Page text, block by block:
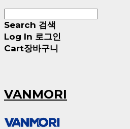
Search 검색
Log In 로그인
Cart장바구니
VANMORI